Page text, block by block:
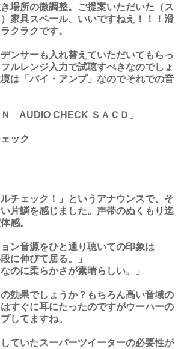
場所の微調整。ご提案いただいた（ス
家具スベール、いいですねえ！！！滑
クラクです。
ンサーも入れ替えていただいてもらっ
ルレンジ入力で試聴すべきなのでしょ
は「バイ・アンプ」なのでそれでの音
AUDIO CHECK ＳＡＣＤ」
ック
チェック！」というアナウンスで、そ
片鱗を感じました。声帯のぬくもり迄
感。
ン音源をひと通り聴いての印象は
に伸びて居る。」
のに柔らかさが素晴らしい。」
効果でしょうか？もちろん高い音域の
はすぐに耳にたったのですがウーハーの
してますね。
ていたスーパーツイーターの必要性が